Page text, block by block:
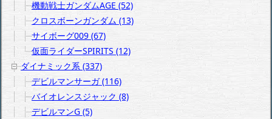
機動戦士ガンダムAGE (52)
クロスボーンガンダム (13)
サイボーグ009 (67)
仮面ライダーSPIRITS (12)
ダイナミック系 (337)
デビルマンサーガ (116)
バイオレンスジャック (8)
デビルマンG (5)